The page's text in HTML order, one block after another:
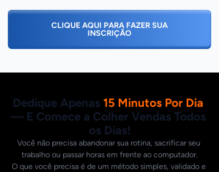
CLIQUE AQUI PARA FAZER SUA
INSCRIÇÃO
Dedique Apenas 15 Minutos Por Dia
— E Comece a Colher Vendas Todos
os Dias!
Você não precisa abandonar sua rotina, sacrificar seu
trabalho ou passar horas em frente ao computador.
O que você precisa é de um método simples, validado e